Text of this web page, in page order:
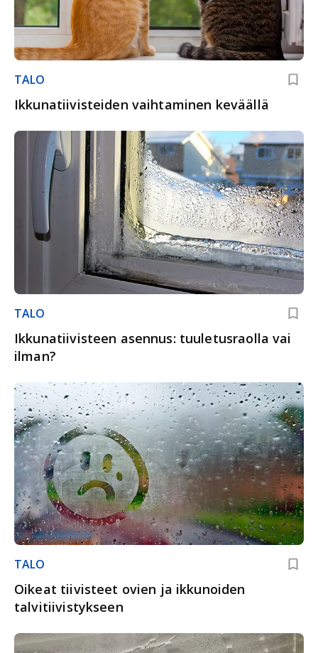
TALO
Ikkunatiivisteiden vaihtaminen keväällä
TALO
Ikkunatiivisteen asennus: tuuletusraolla vai
ilman?
TALO
Oikeat tiivisteet ovien ja ikkunoiden
talvitiivistykseen